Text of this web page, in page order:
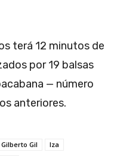
terá 12 minutos de
por 19 balsas
— número
anteriores.
Gilberto Gil
Iza